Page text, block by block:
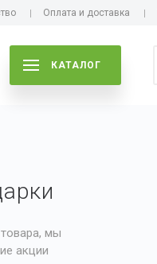
Оплата и доставка
КАТАЛОГ
мы
акции